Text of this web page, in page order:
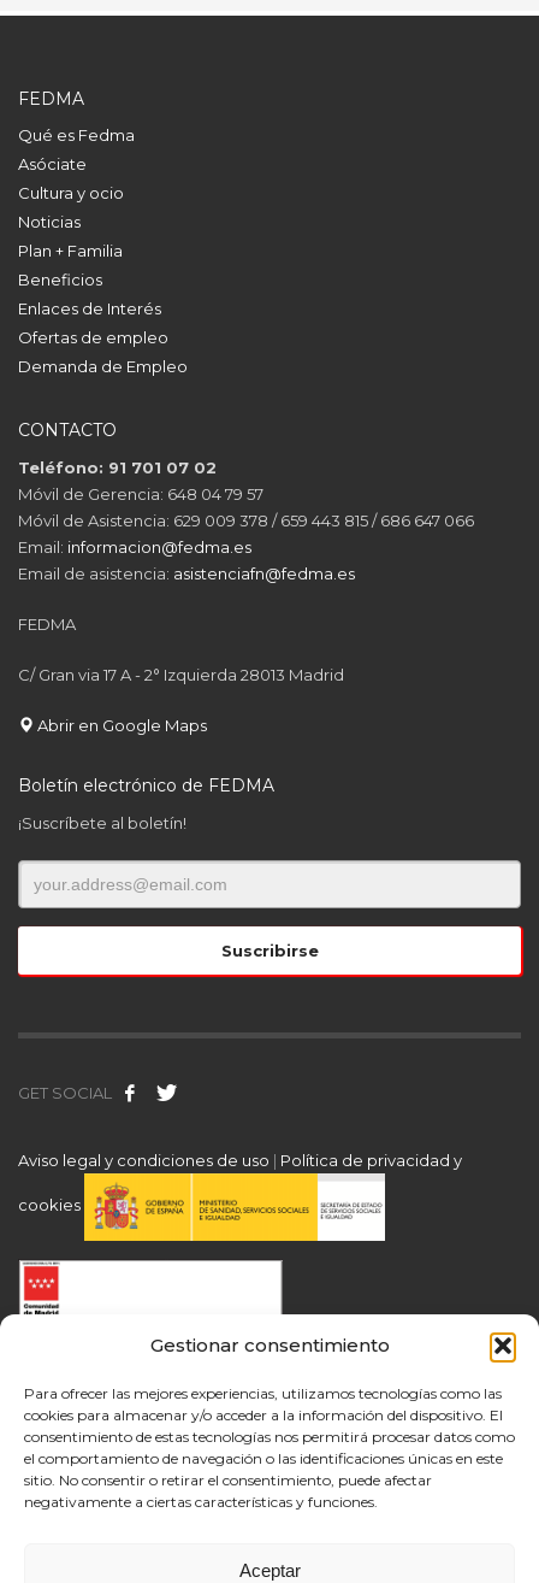
Gestionar consentimiento
Para ofrecer las mejores experiencias, utilizamos tecnologías como las
cookies para almacenar y/o acceder a la información del dispositivo. El
consentimiento de estas tecnologías nos permitirá procesar datos como
el comportamiento de navegación o las identificaciones únicas en este
sitio. No consentir o retirar el consentimiento, puede afectar
negativamente a ciertas características y funciones.
Aceptar
FEDMA
Qué es Fedma
Asóciate
Cultura y ocio
Noticias
Plan + Familia
Beneficios
Enlaces de Interés
Ofertas de empleo
Demanda de Empleo
CONTACTO
Teléfono: 91 701 07 02
Móvil de Gerencia: 648 04 79 57
Móvil de Asistencia: 629 009 378 / 659 443 815 / 686 647 066
Email: informacion@fedma.es
Email de asistencia: asistenciafn@fedma.es
FEDMA
C/ Gran via 17 A - 2° Izquierda 28013 Madrid
Abrir en Google Maps
Boletín electrónico de FEDMA
¡Suscríbete al boletín!
GET SOCIAL
Aviso legal y condiciones de uso | Política de privacidad y
cookies